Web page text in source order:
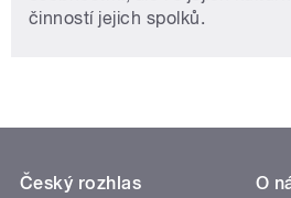
činností jejich spolků.
Český rozhlas
O